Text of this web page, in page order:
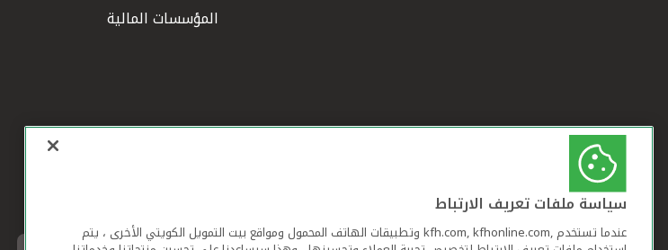
المؤسسات المالية
سياسة ملفات تعريف الارتباط
عندما تستخدم ,kfh.com, kfhonline.com وتطبيقات الهاتف المحمول ومواقع بيت التمويل الكويتي الأخرى ، يتم